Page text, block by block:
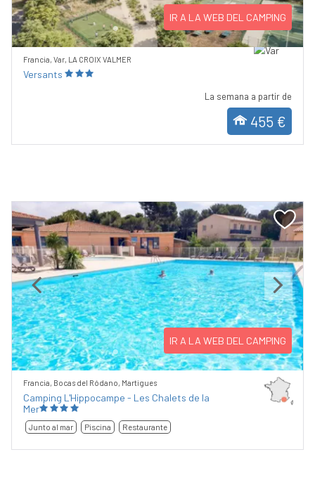
IR A LA WEB DEL CAMPING
Francia, Var, LA CROIX VALMER
Versants
La semana a partir de
455 €
Previous Next
IR A LA WEB DEL CAMPING
Francia, Bocas del Ródano, Martigues
Camping L'Hippocampe - Les Chalets de la
Mer
Junto al mar Piscina Restaurante